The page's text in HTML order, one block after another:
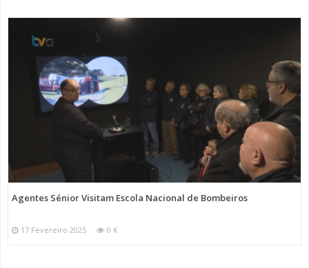
Agentes Sénior Visitam Escola Nacional de Bombeiros
17 Fevereiro 2025 0 K